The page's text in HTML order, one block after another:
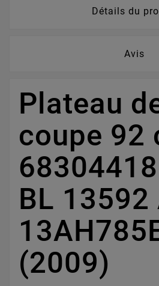
Détails du
Avis
Plateau
coupe 92
BL 13592
(2009)